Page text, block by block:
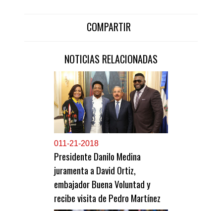
COMPARTIR
NOTICIAS RELACIONADAS
011-21-2018
Presidente Danilo Medina
juramenta a David Ortiz,
embajador Buena Voluntad y
recibe visita de Pedro Martínez